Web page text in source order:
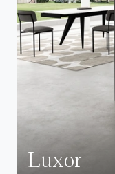
Luxor